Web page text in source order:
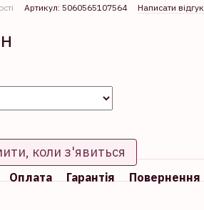
Артикул: 5060565107564 Написати відгук
коли з'явиться
Оплата Гарантія Повернення